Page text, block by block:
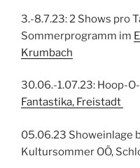
3.-8.7.23: 2 Shows pro
Sommerprogramm im
Krumbach
30.06.-1.07.23: Hoop-
Fantastika, Freistadt
05.06.23 Showeinlage
Kultursommer OÖ,